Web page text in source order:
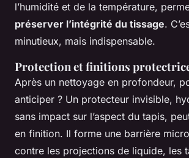
l’humidité et de la température,
préserver l’intégrité du tissage.
minutieux, mais indispensable.
Protection et finitions
Après un nettoyage en profondeur,
anticiper ? Un protecteur invisible,
sans impact sur l’aspect du tapis,
en finition. Il forme une barrière
contre les projections de liquide, les